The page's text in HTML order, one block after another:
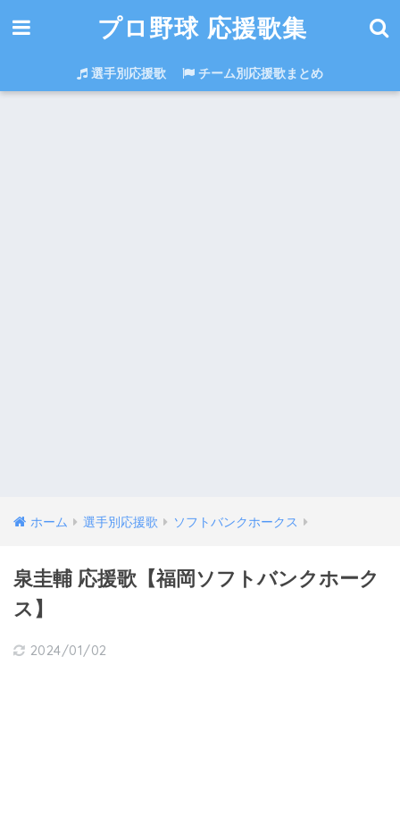
プロ野球 応援歌集
選手別応援歌 チーム別応援歌まとめ
ホーム 選手別応援歌 ソフトバンクホークス
泉圭輔 応援歌【福岡ソフトバンクホーク
ス】
2024/01/02